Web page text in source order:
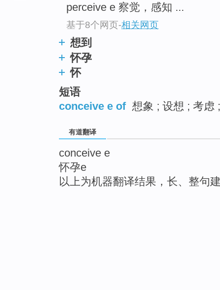
perceive e 察觉，感知 ...
基于8个网页-相关网页
想到
怀孕
怀
短语
conceive e of 想象 ; 设想 ; 考虑
有道翻译
conceive e
怀孕e
以上为机器翻译结果，长、整句